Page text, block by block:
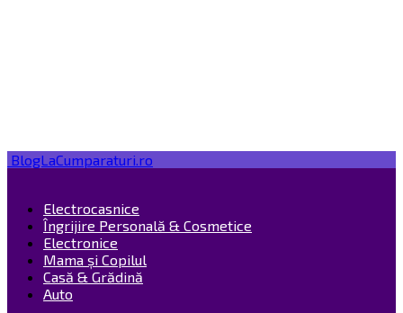
BlogLaCumparaturi.ro
Electrocasnice
Îngrijire Personală & Cosmetice
Electronice
Mama și Copilul
Casă & Grădină
Auto